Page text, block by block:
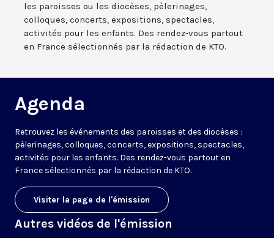
les paroisses ou les diocèses, pèlerinages,
colloques, concerts, expositions, spectacles,
activités pour les enfants. Des rendez-vous partout
en France sélectionnés par la rédaction de KTO.
Agenda
Retrouvez les événements des paroisses et des diocèses :
pèlerinages, colloques, concerts, expositions, spectacles,
activités pour les enfants. Des rendez-vous partout en
France sélectionnés par la rédaction de KTO.
Visiter la page de l'émission
Autres vidéos de l'émission